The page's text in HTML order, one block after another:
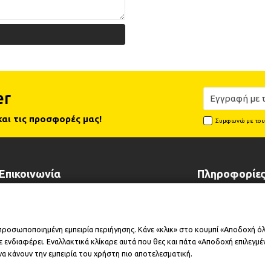
τις προσφορές μας! Συμφωνώ με
Επικοινωνία
+30 210 6646518
+30 210 6646515
info@cleansmart.gr
Πληροφορίες
Επικοινωνήστε
Επέκταση
εμπειρία περιήγησης. Κάνε «κλικ» στο κουμπί «Αποδοχή
Εναλλακτικά κλίκαρε αυτά που θες και πάτα «Αποδοχή
κάνουν την εμπειρία του χρήστη πιο αποτελεσματική.